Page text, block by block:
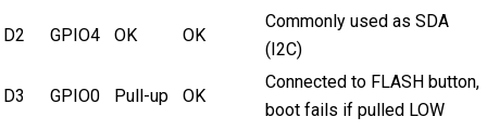
D2 GPIO4 OK OK
Commonly used as SDA
(I2C)
D3 GPIO0 Pull-up OK
Connected to FLASH button,
boot fails if pulled LOW